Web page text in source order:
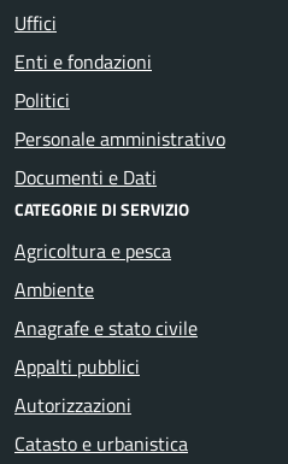
Uffici
Enti e fondazioni
Politici
Personale amministrativo
Documenti e Dati
CATEGORIE DI SERVIZIO
Agricoltura e pesca
Ambiente
Anagrafe e stato civile
Appalti pubblici
Autorizzazioni
Catasto e urbanistica